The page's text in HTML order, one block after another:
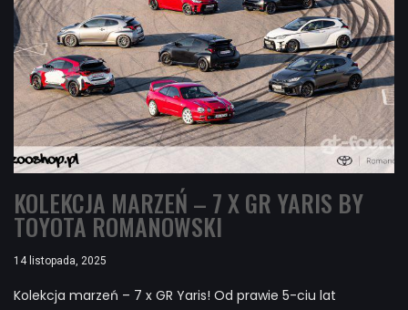
KOLEKCJA MARZEŃ – 7 X GR YARIS BY
TOYOTA ROMANOWSKI
14 listopada, 2025
Kolekcja marzeń – 7 x GR Yaris! Od prawie 5-ciu lat